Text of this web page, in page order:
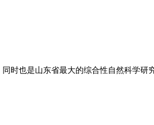
也是山东省最大的综合性自然科学研